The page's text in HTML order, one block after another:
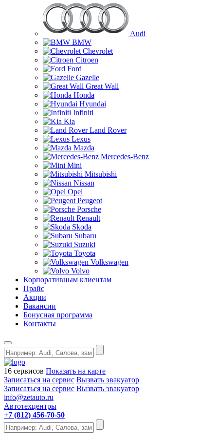
Audi
BMW
Chevrolet
Citroen
Ford
Gazelle
Great Wall
Honda
Hyundai
Infiniti
Kia
Land Rover
Lexus
Mazda
Mercedes-Benz
Mini
Mitsubishi
Nissan
Opel
Peugeot
Porsche
Renault
Skoda
Subaru
Suzuki
Toyota
Volkswagen
Volvo
Корпоративным клиентам
Прайс
Акции
Вакансии
Бонусная программа
Контакты
16 сервисов Показать на карте
Записаться на сервис Вызвать эвакуатор
Записаться на сервис Вызвать эвакуатор
info@zetauto.ru
Автотехцентры
+7 (812) 456-70-50